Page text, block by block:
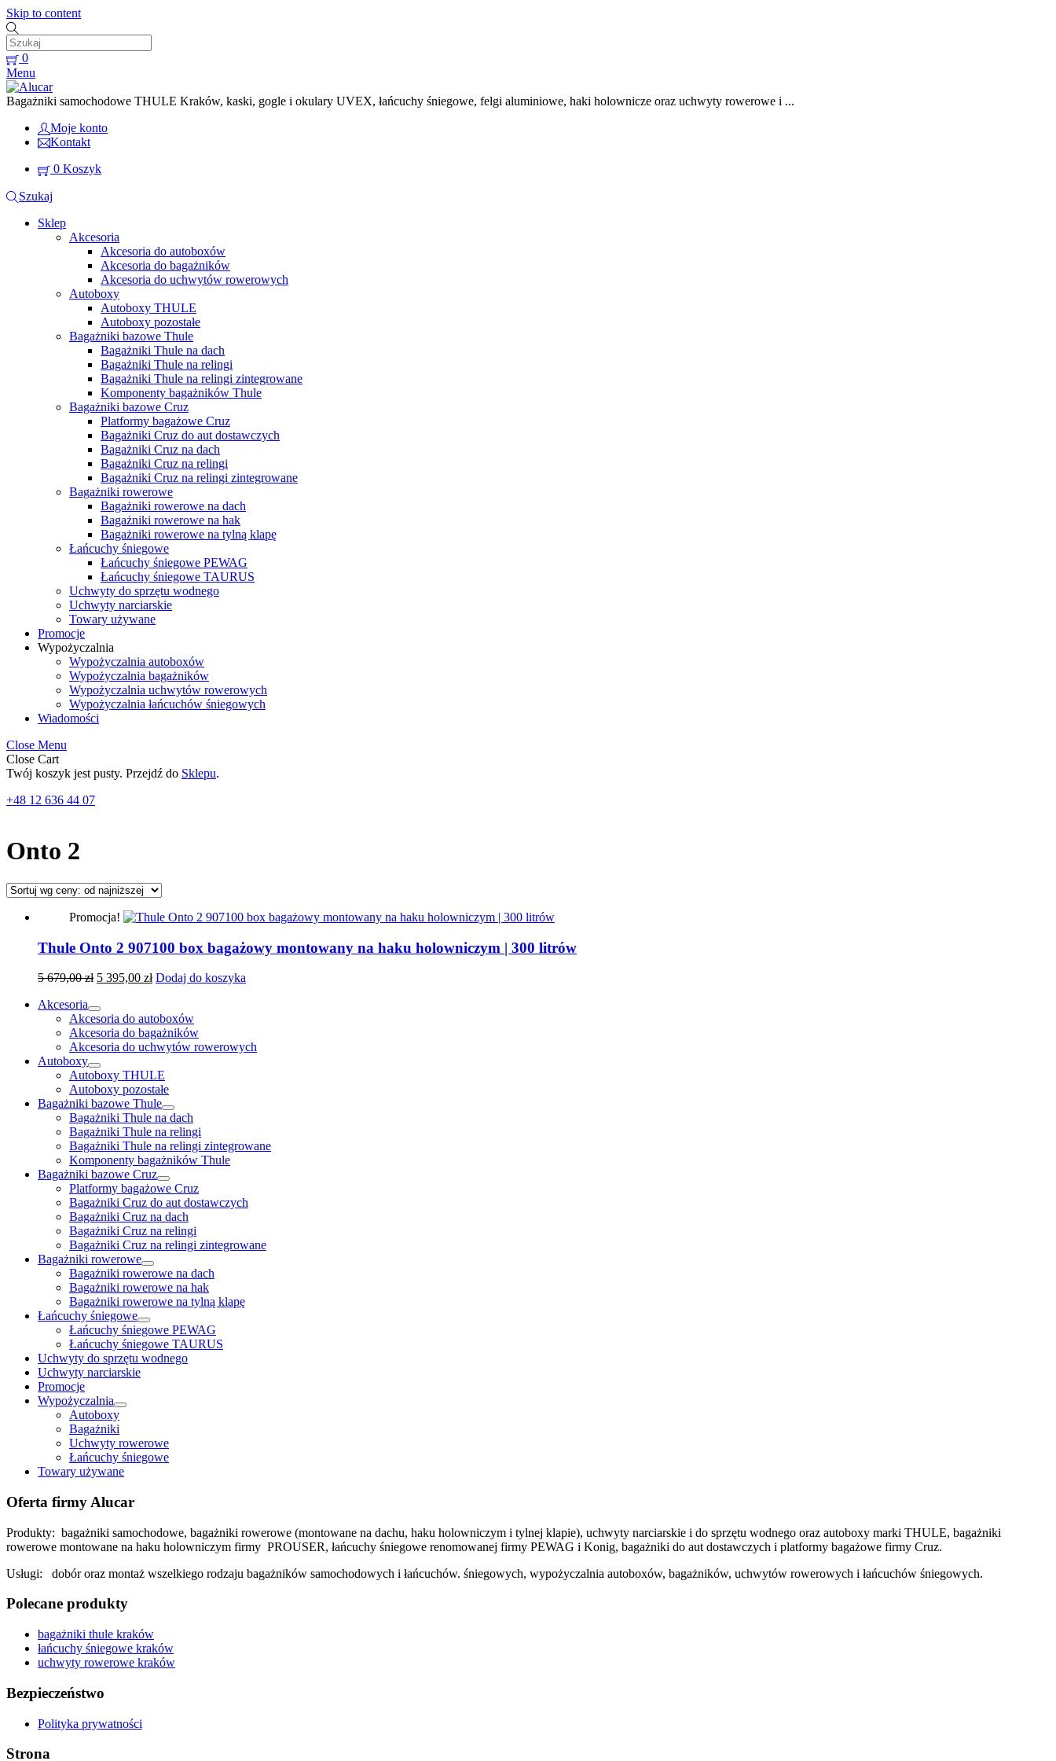
Skip to content
0
Menu
Bagażniki samochodowe THULE Kraków, kaski, gogle i okulary UVEX, łańcuchy śniegowe, felgi aluminiowe, haki holownicze oraz uchwyty rowerowe i ...
Moje konto
Kontakt
0 Koszyk
Szukaj
Sklep
Akcesoria
Akcesoria do autoboxów
Akcesoria do bagażników
Akcesoria do uchwytów rowerowych
Autoboxy
Autoboxy THULE
Autoboxy pozostałe
Bagażniki bazowe Thule
Bagażniki Thule na dach
Bagażniki Thule na relingi
Bagażniki Thule na relingi zintegrowane
Komponenty bagażników Thule
Bagażniki bazowe Cruz
Platformy bagażowe Cruz
Bagażniki Cruz do aut dostawczych
Bagażniki Cruz na dach
Bagażniki Cruz na relingi
Bagażniki Cruz na relingi zintegrowane
Bagażniki rowerowe
Bagażniki rowerowe na dach
Bagażniki rowerowe na hak
Bagażniki rowerowe na tylną klapę
Łańcuchy śniegowe
Łańcuchy śniegowe PEWAG
Łańcuchy śniegowe TAURUS
Uchwyty do sprzętu wodnego
Uchwyty narciarskie
Towary używane
Promocje
Wypożyczalnia
Wypożyczalnia autoboxów
Wypożyczalnia bagażników
Wypożyczalnia uchwytów rowerowych
Wypożyczalnia łańcuchów śniegowych
Wiadomości
Close Menu
Close Cart
Twój koszyk jest pusty. Przejdź do Sklepu.
+48 12 636 44 07
Onto 2
Promocja!
Thule Onto 2 907100 box bagażowy montowany na haku holowniczym | 300 litrów
5 679,00zł 5 395,00 zł Dodaj do koszyka
Akcesoria
Akcesoria do autoboxów
Akcesoria do bagażników
Akcesoria do uchwytów rowerowych
Autoboxy
Autoboxy THULE
Autoboxy pozostałe
Bagażniki bazowe Thule
Bagażniki Thule na dach
Bagażniki Thule na relingi
Bagażniki Thule na relingi zintegrowane
Komponenty bagażników Thule
Bagażniki bazowe Cruz
Platformy bagażowe Cruz
Bagażniki Cruz do aut dostawczych
Bagażniki Cruz na dach
Bagażniki Cruz na relingi
Bagażniki Cruz na relingi zintegrowane
Bagażniki rowerowe
Bagażniki rowerowe na dach
Bagażniki rowerowe na hak
Bagażniki rowerowe na tylną klapę
Łańcuchy śniegowe
Łańcuchy śniegowe PEWAG
Łańcuchy śniegowe TAURUS
Uchwyty do sprzętu wodnego
Uchwyty narciarskie
Promocje
Wypożyczalnia
Autoboxy
Bagażniki
Uchwyty rowerowe
Łańcuchy śniegowe
Towary używane
Oferta firmy Alucar
Produkty: bagażniki samochodowe, bagażniki rowerowe (montowane na dachu, haku holowniczym i tylnej klapie), uchwyty narciarskie i do sprzętu wodnego oraz autoboxy marki THULE, bagażniki
rowerowe montowane na haku holowniczym firmy PROUSER, łańcuchy śniegowe renomowanej firmy PEWAG i Konig, bagażniki do aut dostawczych i platformy bagażowe firmy Cruz.
Usługi: dobór oraz montaż wszelkiego rodzaju bagażników samochodowych i łańcuchów. śniegowych, wypożyczalnia autoboxów, bagażników, uchwytów rowerowych i łańcuchów śniegowych.
Polecane produkty
bagażniki thule kraków
łańcuchy śniegowe kraków
uchwyty rowerowe kraków
Bezpieczeństwo
Polityka prywatności
Strona